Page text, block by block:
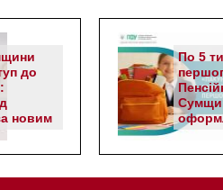
до
новим
По 5